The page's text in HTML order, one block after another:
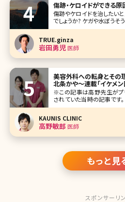
傷跡・ケロイドができる
傷跡やケロイドを治したい
でしょうか? ケガや水ぼうそう
リストカットなどみなさん
ろう、治療法はどんなもの
全てお答えしていきま
TRUE.ginza
岩田勇児医師
美容外科への転身とその
北条かや〜連載「イケメ
※この記事は高野先生がプ
されていた当時の記事です
何を考えているのだろう。
ているのか、本当のところは
アや、大切にしている理念
KAUNIS CLINIC
高野敏郎 医師
もっと見
スポンサーリ